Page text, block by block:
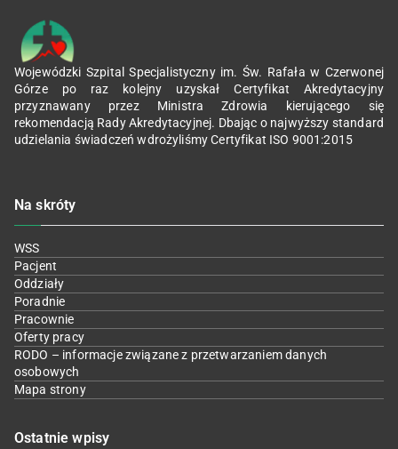
Wojewódzki Szpital Specjalistyczny im. Św. Rafała w Czerwonej
Górze po raz kolejny uzyskał Certyfikat Akredytacyjny
przyznawany przez Ministra Zdrowia kierującego się
rekomendacją Rady Akredytacyjnej. Dbając o najwyższy standard
udzielania świadczeń wdrożyliśmy Certyfikat ISO 9001:2015
Na skróty
WSS
Pacjent
Oddziały
Poradnie
Pracownie
Oferty pracy
RODO – informacje związane z przetwarzaniem danych
osobowych
Mapa strony
Ostatnie wpisy